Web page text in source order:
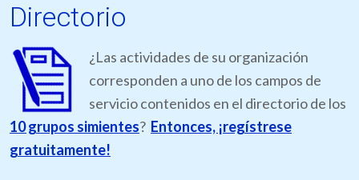
Directorio
¿Las actividades de su organización
corresponden a uno de los campos de
servicio contenidos en el directorio de los
10 grupos simientes? Entonces, ¡regístrese
gratuitamente!